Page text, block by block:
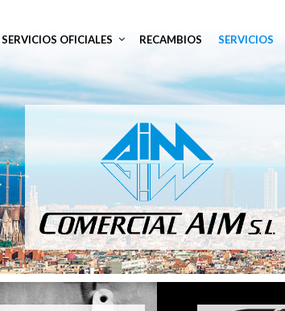
SERVICIOS OFICIALES RECAMBIOS SERVICIOS